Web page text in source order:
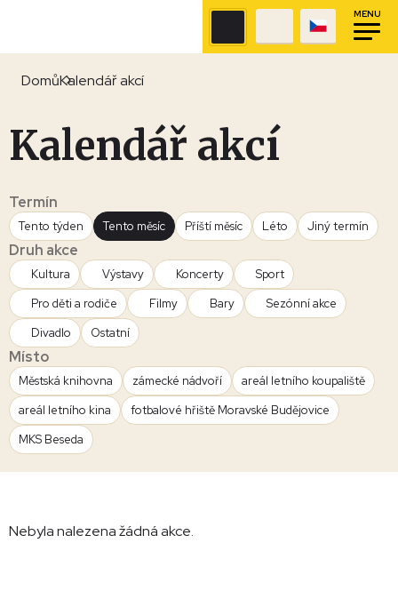
MENU
DomůKalendář akcí
Kalendář akcí
Termín
Tento týden Tento měsíc Příští měsíc Léto Jiný termín
Druh akce
Kultura Výstavy Koncerty
Sport
Pro děti a rodiče
Filmy Bary
Sezónní akce
Divadlo
Ostatní
Místo
Městská knihovna zámecké nádvoří
areál letního koupaliště
areál letního kina
fotbalové hřiště Moravské Budějovice
MKS Beseda
Nebyla nalezena žádná akce.